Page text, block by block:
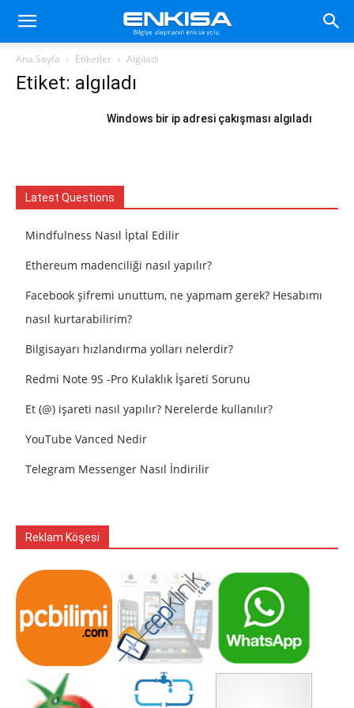
Ana Sayfa Etiketler Algıladı
Etiket: algıladı
Windows bir ip adresi çakışması algıladı
Latest Questions
Mindfulness Nasıl İptal Edilir
Ethereum madenciliği nasıl yapılır?
Facebook şifremi unuttum, ne yapmam gerek? Hesabımı
nasıl kurtarabilirim?
Bilgisayarı hızlandırma yolları nelerdir?
Redmi Note 9S -Pro Kulaklık İşareti Sorunu
Et (@) işareti nasıl yapılır? Nerelerde kullanılır?
YouTube Vanced Nedir
Telegram Messenger Nasıl İndirilir
Reklam Köşesi